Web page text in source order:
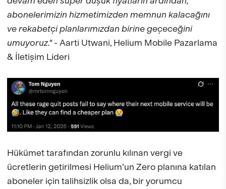
abonelerimizin hizmetimizden memnun kalacağını
ve rekabetçi planlarımızdan birine geçeceğini
umuyoruz."- Aarti Utwani, Helium Mobile Pazarlama
& İletişim Lideri
Hükümet tarafından zorunlu kılınan vergi ve
ücretlerin getirilmesi Helium’un Zero planına katılan
aboneler için talihsizlik olsa da, bir yorumcu